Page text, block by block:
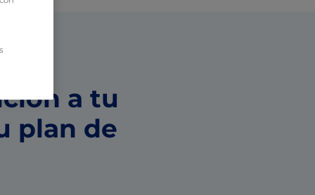
a tu
plan de